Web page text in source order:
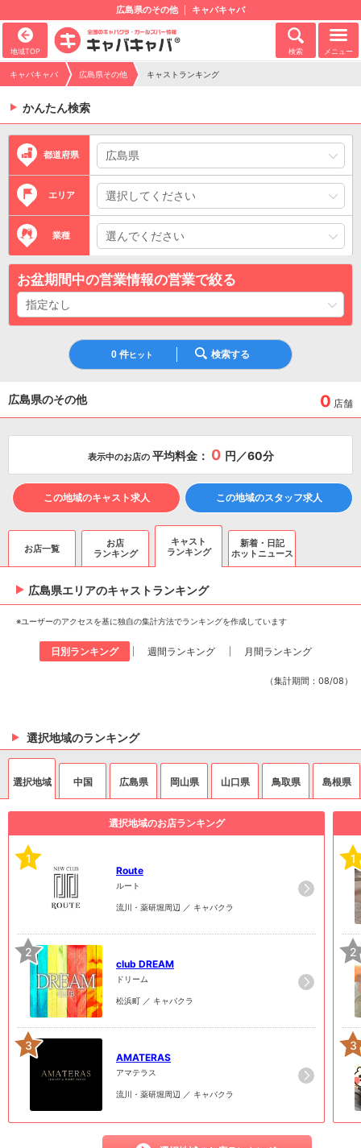
広島県のその他 キャバキャバ
地域TOP 検索 メニュー
キャバキャバ 広島県その他 キャストランキング
かんたん検索
都道府県
エリア
業種
お盆期間中の営業情報の営業で絞る
0 件ヒット 検索する
広島県のその他 0 店舗
表示中のお店の 平均料金： 0 円／60分
この地域のキャスト求人 この地域のスタッフ求人
お店一覧
お店
ランキング
キャスト
ランキング
新着・日記
ホットニュース
広島県エリアのキャストランキング
※ユーザーのアクセスを基に独自の集計方法でランキングを作成しています
日別ランキング 週間ランキング 月間ランキング
（集計期間：08/08）
選択地域のランキング
選択地域 中国 広島県 岡山県 山口県 鳥取県 島根県
選択地域のお店ランキング
1
Route
ルート
流川・薬研堀周辺 ／ キャバクラ
2
club DREAM
ドリーム
松浜町 ／ キャバクラ
3
AMATERAS
アマテラス
流川・薬研堀周辺 ／ キャバクラ
1
2
3